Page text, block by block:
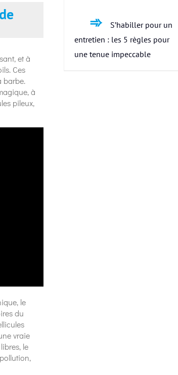
et à
Ces
barbe.
à
pileux,
le
du
vraie
le
S’habiller pour un
entretien : les 5 règles pour
une tenue impeccable